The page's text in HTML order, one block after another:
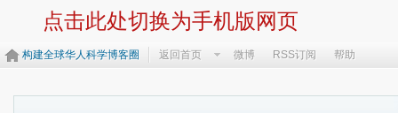
点击此处切换为手机版网页
构建全球华人科学博客圈 返回首页 微博 RSS订阅 帮助